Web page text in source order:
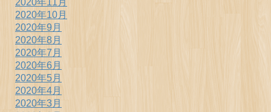
2020年11月
2020年10月
2020年9月
2020年8月
2020年7月
2020年6月
2020年5月
2020年4月
2020年3月